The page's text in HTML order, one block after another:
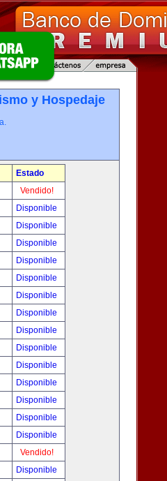
y Hospedaje
Estado
Vendido!
Disponible
Disponible
Disponible
Disponible
Disponible
Disponible
Disponible
Disponible
Disponible
Disponible
Disponible
Disponible
Disponible
Disponible
Vendido!
Disponible